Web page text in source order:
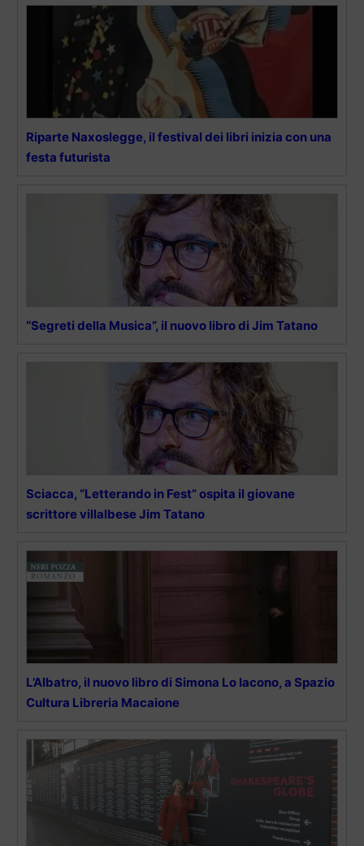
Riparte Naxoslegge, il festival dei libri inizia con una
festa futurista
“Segreti della Musica”, il nuovo libro di Jim Tatano
Sciacca, “Letterando in Fest” ospita il giovane
scrittore villalbese Jim Tatano
L’Albatro, il nuovo libro di Simona Lo Iacono, a Spazio
Cultura Libreria Macaione